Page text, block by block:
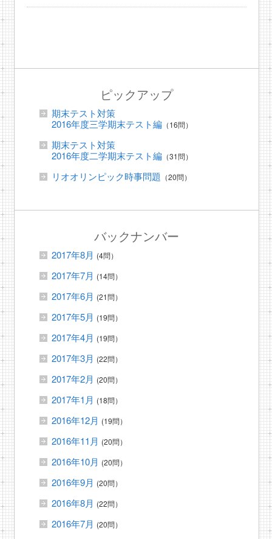
ピックアップ
期末テスト対策
2016年度三学期末テスト編（16問）
期末テスト対策
2016年度二学期末テスト編（31問）
リオオリンピック時事問題 （20問）
バックナンバー
2017年8月 (4問）
2017年7月 (14問）
2017年6月 (21問）
2017年5月 (19問）
2017年4月 (19問）
2017年3月 (22問）
2017年2月 (20問）
2017年1月 (18問）
2016年12月 (19問）
2016年11月 (20問）
2016年10月 (20問）
2016年9月 (20問）
2016年8月 (22問）
2016年7月 (20問）